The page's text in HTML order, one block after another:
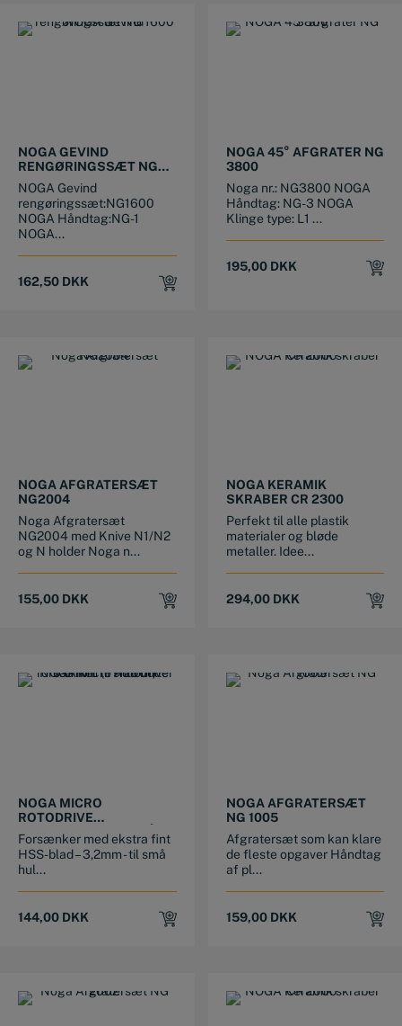
NOGA GEVIND
RENGØRINGSSÆT NG
1600
NOGA Gevind
rengøringssæt:NG1600
NOGA Håndtag:NG-1
NOGA...
162,50 DKK
NOGA 45° AFGRATER NG
3800
Noga nr.: NG3800 NOGA
Håndtag: NG-3 NOGA
Klinge type: L1 ...
195,00 DKK
NOGA AFGRATERSÆT
NG2004
Noga Afgratersæt
NG2004 med Knive N1/N2
og N holder Noga n...
155,00 DKK
NOGA KERAMIK
SKRABER CR 2300
Perfekt til alle plastik
materialer og bløde
metaller. Idee...
294,00 DKK
NOGA MICRO
ROTODRIVE
FORSÆNKER TIL SMÅ
HULLER 0-3 MM
Forsænker med ekstra fint
HSS-blad – 3,2mm - til små
hul...
144,00 DKK
NOGA AFGRATERSÆT
NG 1005
Afgratersæt som kan klare
de fleste opgaver Håndtag
af pl...
159,00 DKK